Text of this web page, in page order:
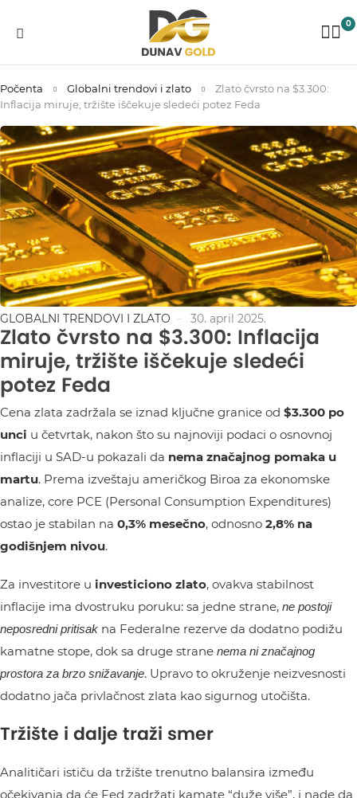
0
Počenta Globalni trendovi i zlato
Zlato čvrsto na $3.300:
Inflacija miruje, tržište iščekuje sledeći potez Feda
GLOBALNI TRENDOVI I ZLATO 30. april 2025.
Zlato čvrsto na $3.300: Inflacija
miruje, tržište iščekuje sledeći
potez Feda
Cena zlata zadržala se iznad ključne granice od $3.300 po
unci u četvrtak, nakon što su najnoviji podaci o osnovnoj
inflaciji u SAD-u pokazali da nema značajnog pomaka u
martu. Prema izveštaju američkog Biroa za ekonomske
analize, core PCE (Personal Consumption Expenditures)
ostao je stabilan na 0,3% mesečno, odnosno 2,8% na
godišnjem nivou.
Za investitore u investiciono zlato, ovakva stabilnost
inflacije ima dvostruku poruku: sa jedne strane, ne postoji
neposredni pritisak na Federalne rezerve da dodatno podižu
kamatne stope, dok sa druge strane nema ni značajnog
prostora za brzo snižavanje. Upravo to okruženje neizvesnosti
dodatno jača privlačnost zlata kao sigurnog utočišta.
Tržište i dalje traži smer
Analitičari ističu da tržište trenutno balansira između
očekivanja da će Fed zadržati kamate “duže više”, i nade da